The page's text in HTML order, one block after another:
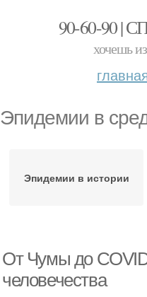
90-60-90
хочешь
Эпидемии в
Эпидемии в истории
От Чумы до
человечества